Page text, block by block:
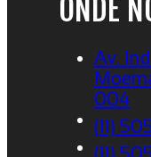
ONDE
Av.
004
(11)